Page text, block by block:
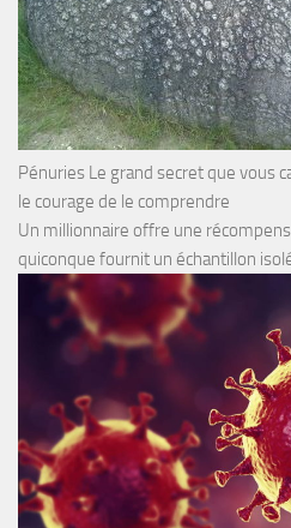
Pénuries Le grand secret que vous
le courage de le comprendre
Un millionnaire offre une
quiconque fournit un échantillon